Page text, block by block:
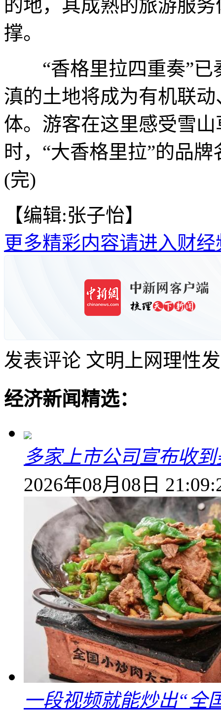
的地，其成熟的旅游服
撑。
“香格里拉四重奏”已
滇的土地将成为有机联
体。游客在这里感受雪
时，“大香格里拉”的品
(完)
【编辑:张子怡】
更多精彩内容请进入财经
发表评论 文明上网理性
经济新闻精选：
多家上市公司宣布收
2026年08月08日
一段视频就能炒出“全